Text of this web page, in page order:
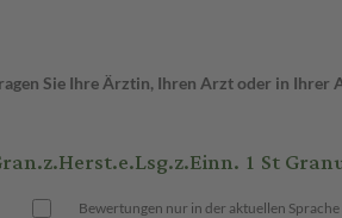
Sie Ihre Ärztin, Ihren Arzt oder in Ihrer
1 St
Bewertungen nur in der aktuellen Sprache